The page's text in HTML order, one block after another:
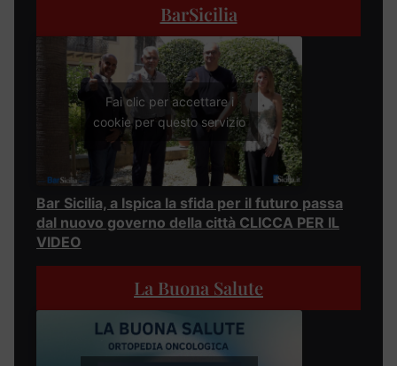
BarSicilia
Fai clic per accettare i
cookie per questo servizio
Bar Sicilia, a Ispica la sfida per il futuro passa
dal nuovo governo della città CLICCA PER IL
VIDEO
La Buona Salute